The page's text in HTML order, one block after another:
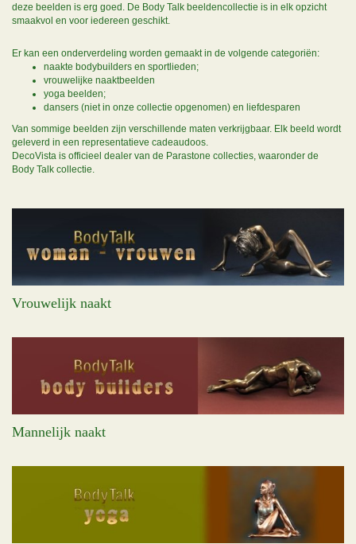
deze beelden is erg goed. De Body Talk beeldencollectie is in elk opzicht
smaakvol en voor iedereen geschikt.
Er kan een onderverdeling worden gemaakt in de volgende categoriën:
naakte bodybuilders en sportlieden;
vrouwelijke naaktbeelden
yoga beelden;
dansers (niet in onze collectie opgenomen) en liefdesparen
Van sommige beelden zijn verschillende maten verkrijgbaar. Elk beeld wordt
geleverd in een representatieve cadeaudoos.
DecoVista is officieel dealer van de Parastone collecties, waaronder de
Body Talk collectie.
Vrouwelijk naakt
Mannelijk naakt